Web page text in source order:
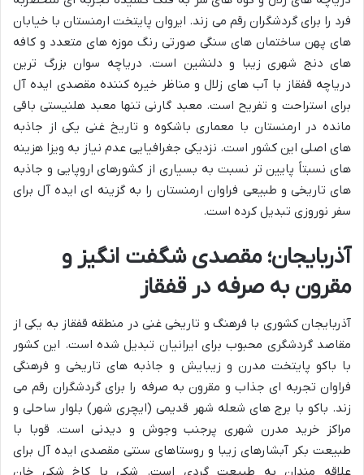
فرد را برای گردشگران رقم می زند. ایروان پایتخت ارمنستان با خیابان
های پهن ساختمان های سنگی صورتی رنگ موزه های متعدد و کافه
های دنج شهری زیبا و دلنشین است. دریاچه سوان بزرگ ترین
دریاچه قفقاز با آب های زلال و مناظر خیره کننده مقصدی ایده آل
برای استراحت و تفریح است. معبد گارنی تنها معبد هلنیستی باقی
مانده در ارمنستان با معماری باشکوه و تاریخ غنی یکی از جاذبه
های اصلی این کشور است. نزدیکی جغرافیایی عدم نیاز به ویزا هزینه
های نسبتاً پایین تر نسبت به بسیاری از کشورهای اروپایی و جاذبه
های تاریخی و طبیعی فراوان ارمنستان را به گزینه ای ایده آل برای
سفر نوروزی تبدیل کرده است.
آذربایجان؛ مقصدی شگفت انگیز و
مقرون به صرفه در قفقاز
آذربایجان کشوری با فرهنگ و تاریخی غنی در منطقه قفقاز به یکی از
مقاصد گردشگری محبوب برای ایرانیان تبدیل شده است. این کشور
با باکو پایتخت مدرن و زیبایش و جاذبه های تاریخی و فرهنگی
فراوان تجربه ای جذاب و مقرون به صرفه را برای گردشگران رقم می
زند. باکو با برج های شعله شهر قدیمی (ایچری شهر) بلوار ساحلی و
مراکز خرید مدرن شهری پرجنب وجوش و دیدنی است. قوبا با
طبیعت بکر آبشارهای زیبا و روستاهای سنتی مقصدی ایده آل برای